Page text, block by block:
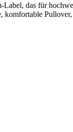
Label, das für